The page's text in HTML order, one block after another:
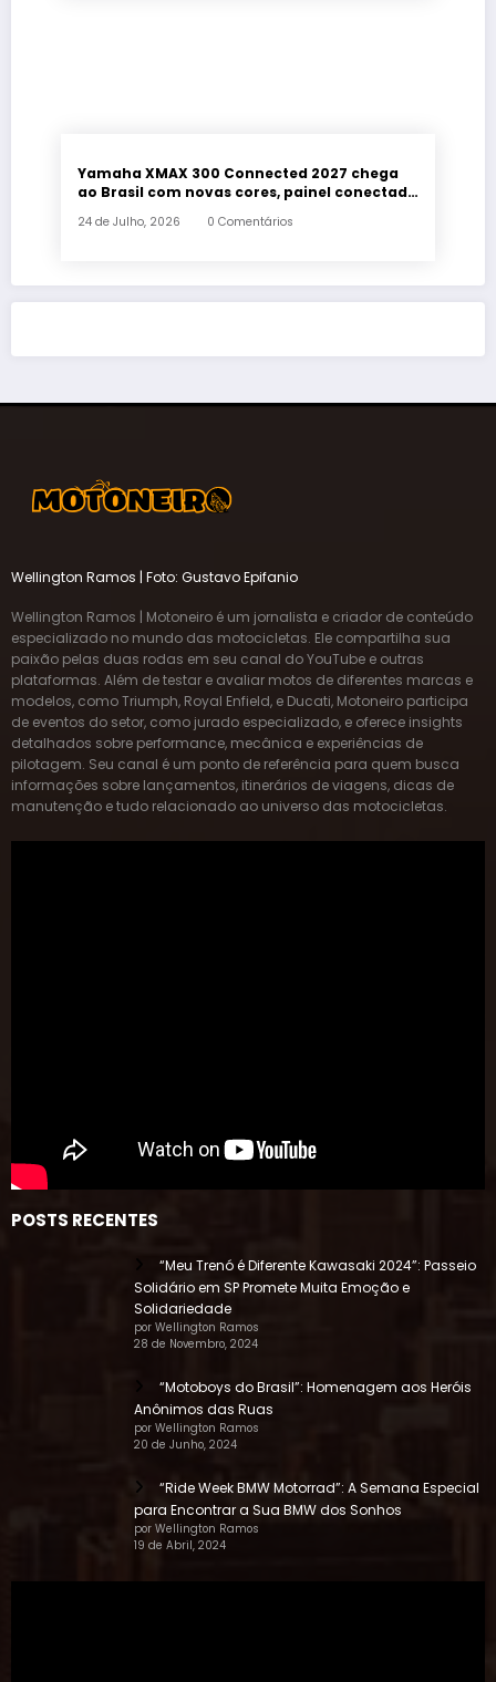
Yamaha XMAX 300 Connected 2027 chega
ao Brasil com novas cores, painel conectado
24 de Julho, 2026 0 Comentários
Wellington Ramos | Foto: Gustavo Epifanio
Wellington Ramos | Motoneiro é um jornalista e criador de conteúdo
especializado no mundo das motocicletas. Ele compartilha sua
paixão pelas duas rodas em seu canal do YouTube e outras
plataformas. Além de testar e avaliar motos de diferentes marcas e
modelos, como Triumph, Royal Enfield, e Ducati, Motoneiro participa
de eventos do setor, como jurado especializado, e oferece insights
detalhados sobre performance, mecânica e experiências de
pilotagem. Seu canal é um ponto de referência para quem busca
informações sobre lançamentos, itinerários de viagens, dicas de
manutenção e tudo relacionado ao universo das motocicletas.
POSTS RECENTES
“Meu Trenó é Diferente Kawasaki 2024”: Passeio
Solidário em SP Promete Muita Emoção e
Solidariedade
por Wellington Ramos
28 de Novembro, 2024
“Motoboys do Brasil”: Homenagem aos Heróis
Anônimos das Ruas
por Wellington Ramos
20 de Junho, 2024
“Ride Week BMW Motorrad”: A Semana Especial
para Encontrar a Sua BMW dos Sonhos
por Wellington Ramos
19 de Abril, 2024